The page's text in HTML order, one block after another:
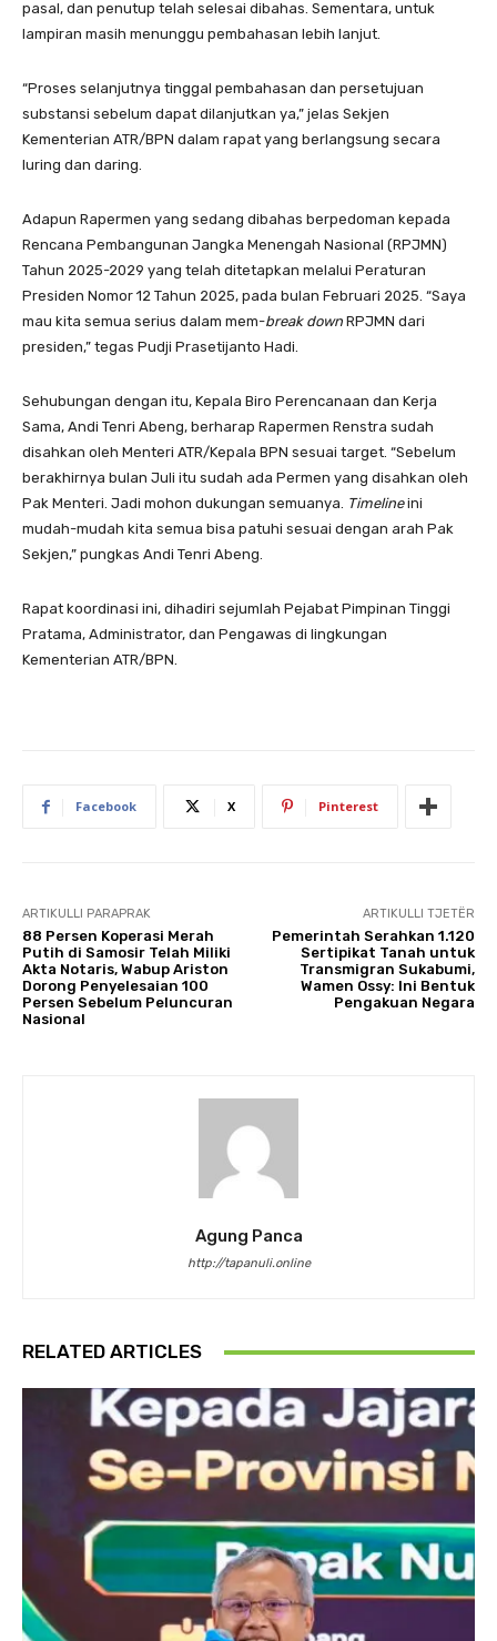
pasal, dan penutup telah selesai dibahas. Sementara, untuk
lampiran masih menunggu pembahasan lebih lanjut.
“Proses selanjutnya tinggal pembahasan dan persetujuan
substansi sebelum dapat dilanjutkan ya,” jelas Sekjen
Kementerian ATR/BPN dalam rapat yang berlangsung secara
luring dan daring.
Adapun Rapermen yang sedang dibahas berpedoman kepada
Rencana Pembangunan Jangka Menengah Nasional (RPJMN)
Tahun 2025-2029 yang telah ditetapkan melalui Peraturan
Presiden Nomor 12 Tahun 2025, pada bulan Februari 2025. “Saya
mau kita semua serius dalam mem-break down RPJMN dari
presiden,” tegas Pudji Prasetijanto Hadi.
Sehubungan dengan itu, Kepala Biro Perencanaan dan Kerja
Sama, Andi Tenri Abeng, berharap Rapermen Renstra sudah
disahkan oleh Menteri ATR/Kepala BPN sesuai target. “Sebelum
berakhirnya bulan Juli itu sudah ada Permen yang disahkan oleh
Pak Menteri. Jadi mohon dukungan semuanya. Timelineini
mudah-mudah kita semua bisa patuhi sesuai dengan arah Pak
Sekjen,” pungkas Andi Tenri Abeng.
Rapat koordinasi ini, dihadiri sejumlah Pejabat Pimpinan Tinggi
Pratama, Administrator, dan Pengawas di lingkungan
Kementerian ATR/BPN.
Facebook X Pinterest
ARTIKULLI PARAPRAK
88 Persen Koperasi Merah
Putih di Samosir Telah Miliki
Akta Notaris, Wabup Ariston
Dorong Penyelesaian 100
Persen Sebelum Peluncuran
Nasional
ARTIKULLI TJETËR
Pemerintah Serahkan 1.120
Sertipikat Tanah untuk
Transmigran Sukabumi,
Wamen Ossy: Ini Bentuk
Pengakuan Negara
Agung Panca
http://tapanuli.online
RELATED ARTICLES